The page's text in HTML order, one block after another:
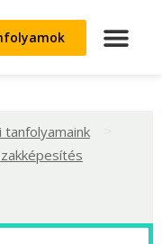
tanfolyamaink